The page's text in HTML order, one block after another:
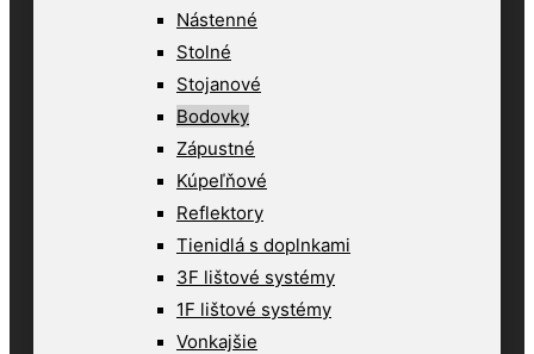
Nástenné
Stolné
Stojanové
Bodovky
Zápustné
Kúpeľňové
Reflektory
Tienidlá s doplnkami
3F lištové systémy
1F lištové systémy
Vonkajšie